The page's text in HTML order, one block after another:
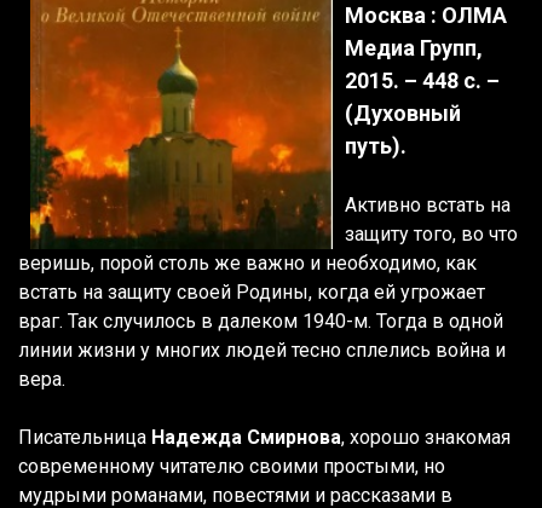
Москва : ОЛМА
Медиа Групп,
2015. – 448 с. –
(Духовный
путь).
Активно встать на
защиту того, во что
веришь, порой столь же важно и необходимо, как
встать на защиту своей Родины, когда ей угрожает
враг. Так случилось в далеком 1940-м. Тогда в одной
линии жизни у многих людей тесно сплелись война и
вера.
Писательница Надежда Смирнова, хорошо знакомая
современному читателю своими простыми, но
мудрыми романами, повестями и рассказами в